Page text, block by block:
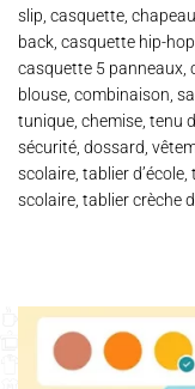
slip, casquette,
back, casquette hip-
casquette 5 panneaux,
blouse, combinaison,
tunique, chemise, tenu
sécurité, dossard,
scolaire, tablier
scolaire, tablier crèche